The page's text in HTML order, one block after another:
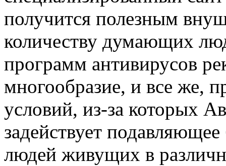
получится полезным
количеству думающих
программ антивирусов
многообразие, и все же,
условий, из-за которых
задействует
людей живущих в